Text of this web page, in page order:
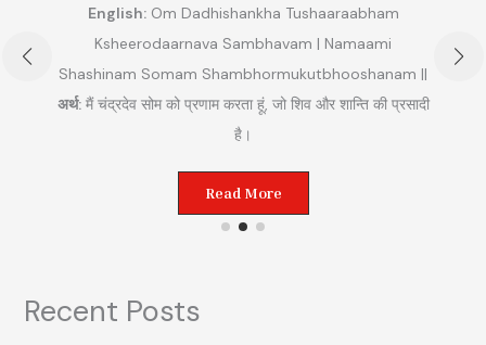
English:Om Dadhishankha Tushaaraabham
Ksheerodaarnava Sambhavam | Namaami
Shashinam Somam Shambhormukutbhooshanam ||
अर्थ:मैं चंद्रदेव सोम को प्रणाम करता हूं, जो शिव और शान्ति की प्रसादी
है।
Read More
Recent Posts